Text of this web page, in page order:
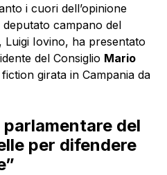
i cuori dell’opinione
campano del
Luigi Iovino, ha presentato
del Consiglio Mario
girata in Campania da
del
per difendere